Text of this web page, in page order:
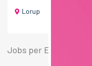
Lorup
Jobs per E-Mail